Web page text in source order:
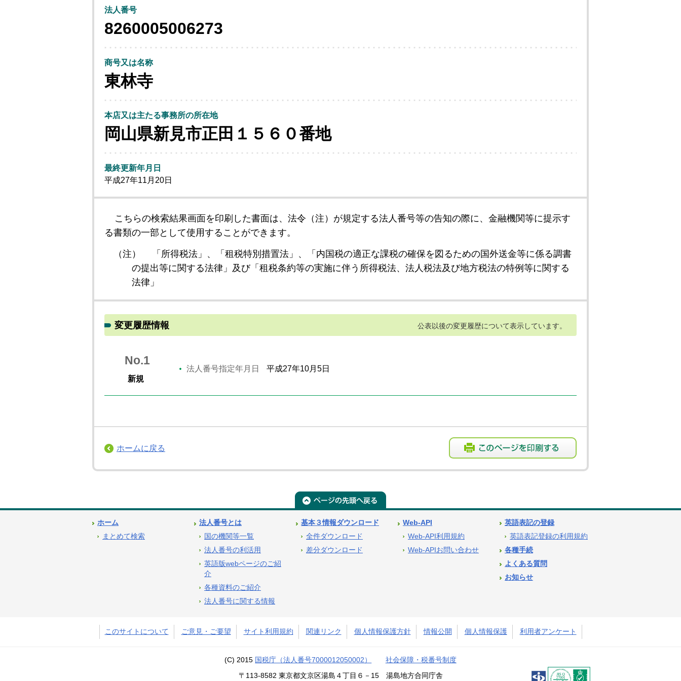
法人番号
8260005006273
商号又は名称
東林寺
本店又は主たる事務所の所在地
岡山県新見市正田１５６０番地
最終更新年月日
平成27年11月20日
こちらの検索結果画面を印刷した書面は、法令（注）が規定する法人番号等の告知の際に、金融機関等に提示す
る書類の一部として使用することができます。
（注）
「所得税法」、「租税特別措置法」、「内国税の適正な課税の確保を図るための国外送金等に係る調書
の提出等に関する法律」及び「租税条約等の実施に伴う所得税法、法人税法及び地方税法の特例等に関する
法律」
変更履歴情報 公表以後の変更履歴について表示しています。
No.1
新規
法人番号指定年月日 平成27年10月5日
ホームに戻る
ホーム
まとめて検索
法人番号とは
国の機関等一覧
法人番号の利活用
英語版webページのご紹
介
各種資料のご紹介
法人番号に関する情報
基本３情報ダウンロード
全件ダウンロード
差分ダウンロード
Web-API
Web-API利用規約
Web-APIお問い合わせ
英語表記の登録
英語表記登録の利用規約
各種手続
よくある質問
お知らせ
このサイトについて ご意見・ご要望 サイト利用規約 関連リンク 個人情報保護方針 情報公開 個人情報保護 利用者アンケート
(C) 2015 国税庁（法人番号7000012050002） 社会保障・税番号制度
〒113-8582 東京都文京区湯島４丁目６－15 湯島地方合同庁舎